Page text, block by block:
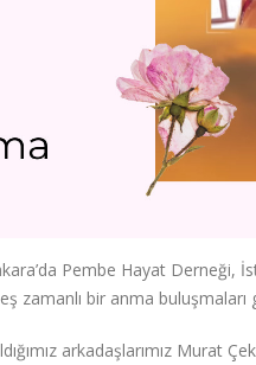
Pembe Hayat Derneği,
zamanlı bir anma buluşmaları
arkadaşlarımız Murat